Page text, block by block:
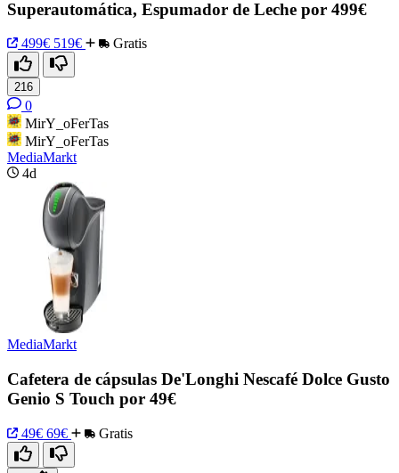
Superautomática, Espumador de Leche por 499€
499€ 519€ Gratis
216
0
MirY_oFerTas
MirY_oFerTas
MediaMarkt
4d
MediaMarkt
Cafetera de cápsulas De'Longhi Nescafé Dolce Gusto
Genio S Touch por 49€
49€ 69€ Gratis